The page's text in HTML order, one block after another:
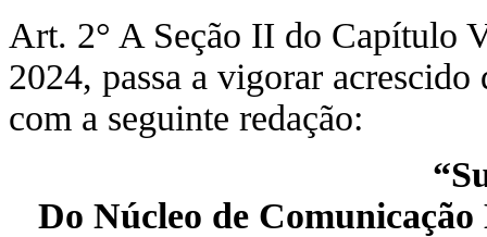
Art. 2° A Seção II do Capítulo
2024, passa a vigorar
com a seguinte redação:
Do Núcleo de